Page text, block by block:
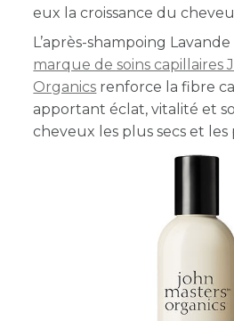
eux la croissance du
L’après-shampoing
marque de soins capillaires
Organics renforce la fibre
apportant éclat, vitalité et
cheveux les plus secs et les